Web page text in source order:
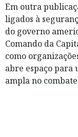
Em outra
ligados à
do governo
Comando da
como
abre espaço para
ampla no